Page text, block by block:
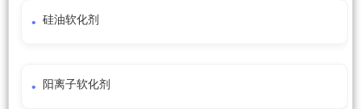
硅油软化剂
阳离子软化剂